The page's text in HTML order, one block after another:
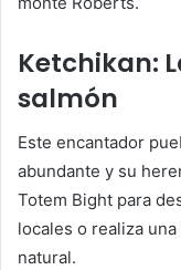
Ketchikan:
salmón
Este encantador
abundante y su
Totem Bight para
locales o realiza
natural.